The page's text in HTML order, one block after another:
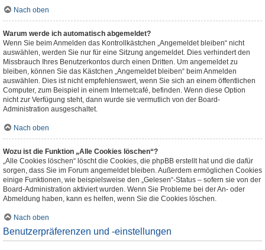
Nach oben
Warum werde ich automatisch abgemeldet?
Wenn Sie beim Anmelden das Kontrollkästchen „Angemeldet bleiben“ nicht
auswählen, werden Sie nur für eine Sitzung angemeldet. Dies verhindert den
Missbrauch Ihres Benutzerkontos durch einen Dritten. Um angemeldet zu
bleiben, können Sie das Kästchen „Angemeldet bleiben“ beim Anmelden
auswählen. Dies ist nicht empfehlenswert, wenn Sie sich an einem öffentlichen
Computer, zum Beispiel in einem Internetcafé, befinden. Wenn diese Option
nicht zur Verfügung steht, dann wurde sie vermutlich von der Board-
Administration ausgeschaltet.
Nach oben
Wozu ist die Funktion „Alle Cookies löschen“?
„Alle Cookies löschen“ löscht die Cookies, die phpBB erstellt hat und die dafür
sorgen, dass Sie im Forum angemeldet bleiben. Außerdem ermöglichen Cookies
einige Funktionen, wie beispielsweise den „Gelesen“-Status – sofern sie von der
Board-Administration aktiviert wurden. Wenn Sie Probleme bei der An- oder
Abmeldung haben, kann es helfen, wenn Sie die Cookies löschen.
Nach oben
Benutzerpräferenzen und -einstellungen